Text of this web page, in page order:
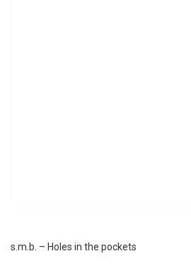
s.m.b. – Holes in the pockets